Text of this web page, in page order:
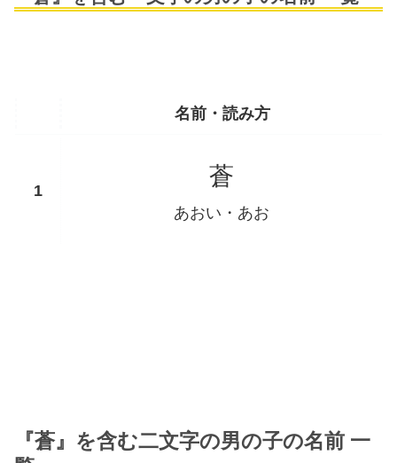
名前・読み方
蒼
あおい・あお
『蒼』を含む二文字の男の子の名前 一